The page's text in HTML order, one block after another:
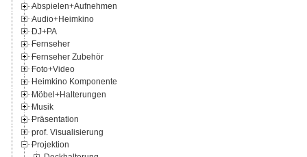
Abspielen+Aufnehmen
Audio+Heimkino
DJ+PA
Fernseher
Fernseher Zubehör
Foto+Video
Heimkino Komponente
Möbel+Halterungen
Musik
Präsentation
prof. Visualisierung
Projektion